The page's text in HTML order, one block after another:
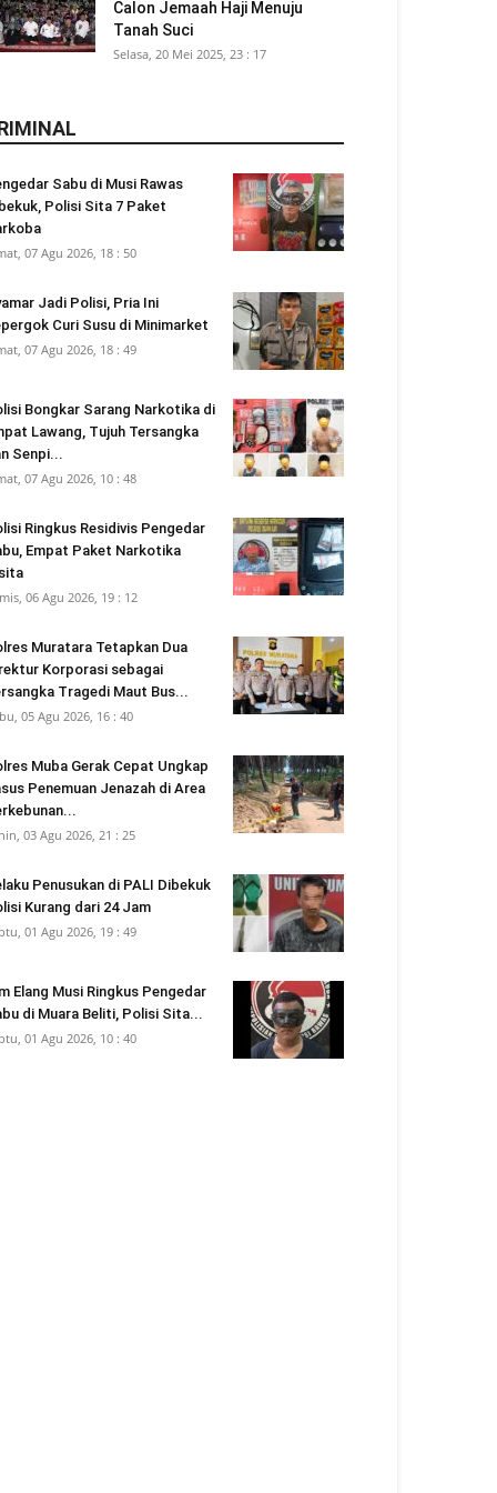
Calon Jemaah Haji Menuju
Tanah Suci
Selasa, 20 Mei 2025, 23 : 17
Sabu di Musi Rawas
Polisi Sita 7 Paket
07 Agu 2026, 18 : 50
Jadi Polisi, Pria Ini
Curi Susu di Minimarket
07 Agu 2026, 18 : 49
Bongkar Sarang Narkotika di
Lawang, Tujuh Tersangka
Senpi...
07 Agu 2026, 10 : 48
Ringkus Residivis Pengedar
Empat Paket Narkotika
06 Agu 2026, 19 : 12
Muratara Tetapkan Dua
Korporasi sebagai
Tragedi Maut Bus...
05 Agu 2026, 16 : 40
Muba Gerak Cepat Ungkap
Penemuan Jenazah di Area
03 Agu 2026, 21 : 25
Penusukan di PALI Dibekuk
Kurang dari 24 Jam
01 Agu 2026, 19 : 49
Elang Musi Ringkus Pengedar
di Muara Beliti, Polisi Sita...
01 Agu 2026, 10 : 40